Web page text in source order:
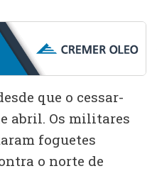
que o cessar-
abril. Os militares
foguetes
o norte de